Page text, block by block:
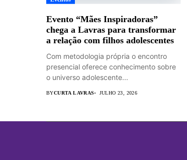
Evento “Mães Inspiradoras”
chega a Lavras para transformar
a relação com filhos adolescentes
Com metodologia própria o encontro
presencial oferece conhecimento sobre
o universo adolescente...
BYCURTA LAVRAS JULHO 23, 2026